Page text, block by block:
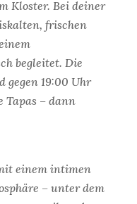
Kloster. Bei deiner
frischen
begleitet. Die
gegen 19:00 Uhr
Tapas – dann
einem intimen
– unter dem